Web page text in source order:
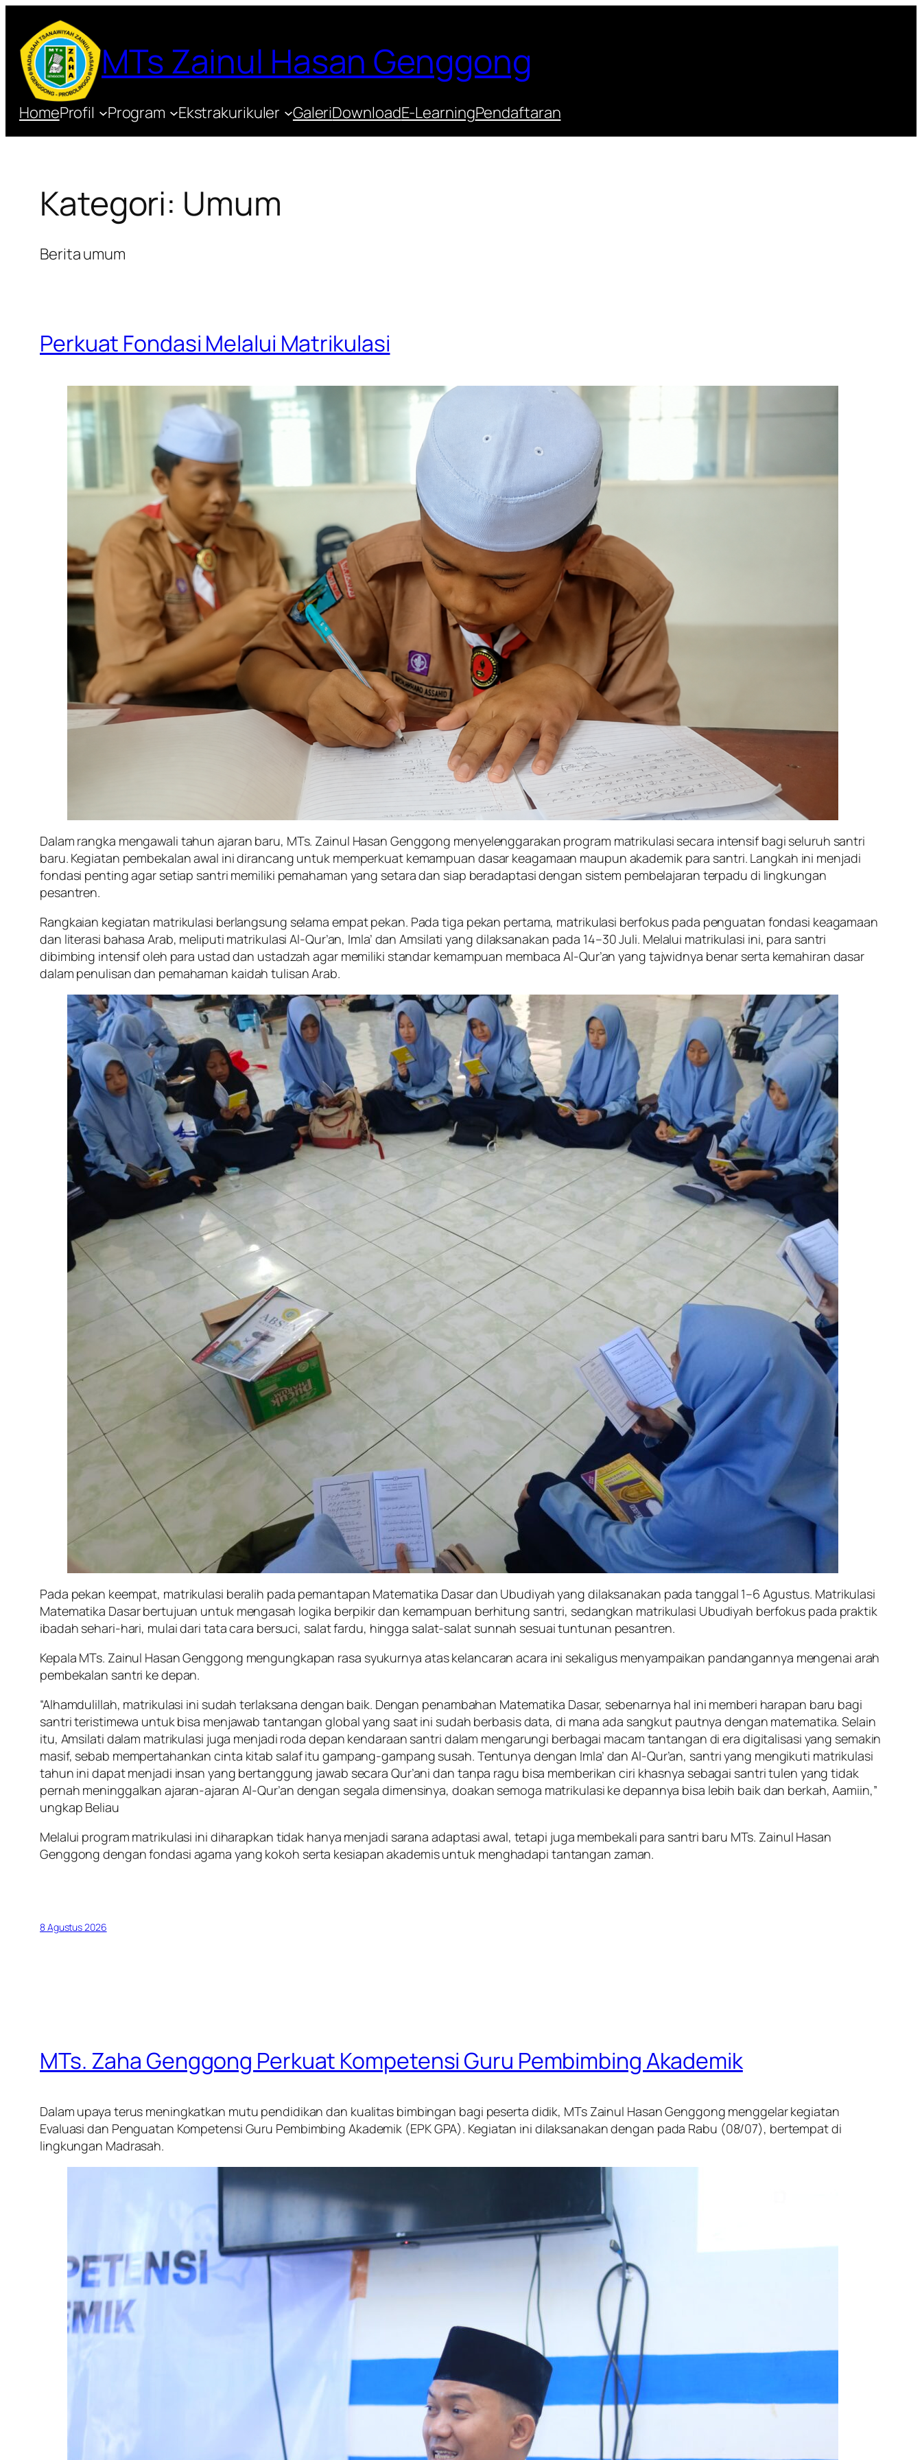
konten
MTs Zainul Hasan Genggong
HomeProfil Program Ekstrakurikuler GaleriDownloadE-LearningPendaftaran
Kategori: Umum
Berita umum
Perkuat Fondasi Melalui Matrikulasi
Dalam rangka mengawali tahun ajaran baru, MTs. Zainul Hasan Genggong menyelenggarakan program matrikulasi secara intensif bagi seluruh santri
baru. Kegiatan pembekalan awal ini dirancang untuk memperkuat kemampuan dasar keagamaan maupun akademik para santri. Langkah ini menjadi
fondasi penting agar setiap santri memiliki pemahaman yang setara dan siap beradaptasi dengan sistem pembelajaran terpadu di lingkungan
pesantren.
Rangkaian kegiatan matrikulasi berlangsung selama empat pekan. Pada tiga pekan pertama, matrikulasi berfokus pada penguatan fondasi keagamaan
dan literasi bahasa Arab, meliputi matrikulasi Al-Qur’an, Imla’ dan Amsilati yang dilaksanakan pada 14–30 Juli. Melalui matrikulasi ini, para santri
dibimbing intensif oleh para ustad dan ustadzah agar memiliki standar kemampuan membaca Al-Qur’an yang tajwidnya benar serta kemahiran dasar
dalam penulisan dan pemahaman kaidah tulisan Arab.
Pada pekan keempat, matrikulasi beralih pada pemantapan Matematika Dasar dan Ubudiyah yang dilaksanakan pada tanggal 1–6 Agustus. Matrikulasi
Matematika Dasar bertujuan untuk mengasah logika berpikir dan kemampuan berhitung santri, sedangkan matrikulasi Ubudiyah berfokus pada praktik
ibadah sehari-hari, mulai dari tata cara bersuci, salat fardu, hingga salat-salat sunnah sesuai tuntunan pesantren.
Kepala MTs. Zainul Hasan Genggong mengungkapan rasa syukurnya atas kelancaran acara ini sekaligus menyampaikan pandangannya mengenai arah
pembekalan santri ke depan.
“Alhamdulillah, matrikulasi ini sudah terlaksana dengan baik. Dengan penambahan Matematika Dasar, sebenarnya hal ini memberi harapan baru bagi
santri teristimewa untuk bisa menjawab tantangan global yang saat ini sudah berbasis data, di mana ada sangkut pautnya dengan matematika. Selain
itu, Amsilati dalam matrikulasi juga menjadi roda depan kendaraan santri dalam mengarungi berbagai macam tantangan di era digitalisasi yang semakin
masif, sebab mempertahankan cinta kitab salaf itu gampang-gampang susah. Tentunya dengan Imla’ dan Al-Qur’an, santri yang mengikuti matrikulasi
tahun ini dapat menjadi insan yang bertanggung jawab secara Qur’ani dan tanpa ragu bisa memberikan ciri khasnya sebagai santri tulen yang tidak
pernah meninggalkan ajaran-ajaran Al-Qur’an dengan segala dimensinya, doakan semoga matrikulasi ke depannya bisa lebih baik dan berkah, Aamiin,”
ungkap Beliau
Melalui program matrikulasi ini diharapkan tidak hanya menjadi sarana adaptasi awal, tetapi juga membekali para santri baru MTs. Zainul Hasan
Genggong dengan fondasi agama yang kokoh serta kesiapan akademis untuk menghadapi tantangan zaman.
8 Agustus 2026
MTs. Zaha Genggong Perkuat Kompetensi Guru Pembimbing Akademik
Dalam upaya terus meningkatkan mutu pendidikan dan kualitas bimbingan bagi peserta didik, MTs Zainul Hasan Genggong menggelar kegiatan
Evaluasi dan Penguatan Kompetensi Guru Pembimbing Akademik (EPK GPA). Kegiatan ini dilaksanakan dengan pada Rabu (08/07), bertempat di
lingkungan Madrasah.